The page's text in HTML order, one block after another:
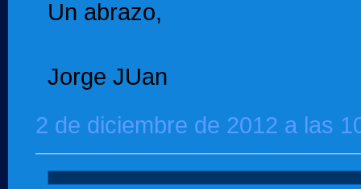
Un abrazo,
Jorge JUan
2 de diciembre de 2012 a las